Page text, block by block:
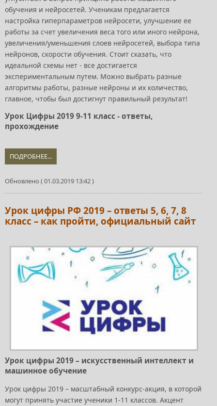
обучения и нейросетей. Ученикам предлагается
настройка гиперпараметров нейросети, улучшение ее
работы за счет увеличения веса того или иного нейрона,
увеличения/уменьшения слоев нейросетей, выбора типа
нейронов, скорости обучения. Стоит сказать, что
идеальной схемы нет - все достигается
экспериментальным путем. Можно выбрать разные
алгоритмы работы, разные нейроны и их количество,
главное, чтобы был достигнут правильный результат!
Урок Цифры 2019 9-11 класс - ответы,
прохождение
ПОДРОБНЕЕ...
Обновлено ( 01.03.2019 13:42 )
Урок цифры РФ 2019 – ответы 5, 6, 7, 8
класс – как пройти, официальный сайт
Урок цифры 2019 – искусственный интеллект и
машинное обучение
Урок цифры 2019 – масштабный конкурс-акция, в которой
могут принять участие ученики 1-11 классов. Акцент